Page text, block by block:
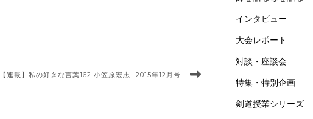
【連載】私の好きな言葉162 小笠原宏志 -2015年12月号-
インタビュー
大会レポート
対談・座談会
特集・特別企画
剣道授業シリーズ